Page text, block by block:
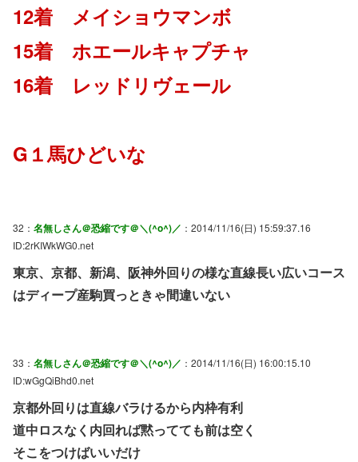
12着 メイショウマンボ
15着 ホエールキャプチャ
16着 レッドリヴェール
G１馬ひどいな
32： 名無しさん＠恐縮です＠＼(^o^)／ ：2014/11/16(日) 15:59:37.16
ID:2rKIWkWG0.net
東京、京都、新潟、阪神外回りの様な直線長い広いコース
はディープ産駒買っときゃ間違いない
33： 名無しさん＠恐縮です＠＼(^o^)／ ：2014/11/16(日) 16:00:15.10
ID:wGgQiBhd0.net
京都外回りは直線バラけるから内枠有利
道中ロスなく内回れば黙ってても前は空く
そこをつけばいいだけ